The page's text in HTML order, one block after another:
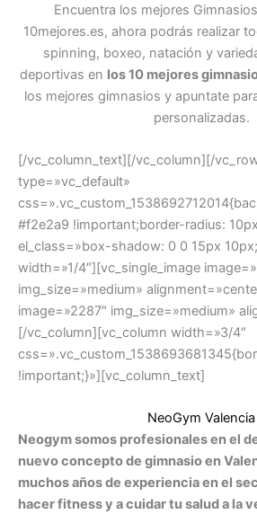
Encuentra los mejores
10mejores.es, ahora podrás realizar
spinning, boxeo, natación y
deportivas en los 10 mejores
los mejores gimnasios y apuntate
personalizadas.
[/vc_column_text][/vc_column][/
type=»vc_default»
#f2e2a9 !important;border-radius:
el_class=»box-shadow: 0 0 15px
width=»1/4″][vc_single_image
img_size=»medium»
image=»2287″ img_size=»medium»
[/vc_column][vc_column width=»3/4″
!important;}»][vc_column_text]
NeoGym Valencia
Neogym somos profesionales en el
nuevo concepto de gimnasio en
muchos años de experiencia en el
hacer fitness y a cuidar tu salud a la